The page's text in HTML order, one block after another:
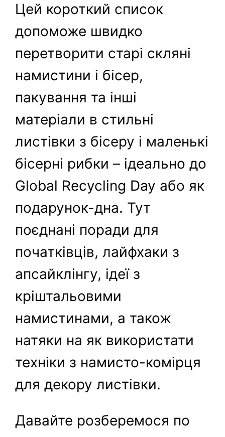
Цей короткий список
допоможе швидко
перетворити старі скляні
намистини і бісер,
пакування та інші
матеріали в стильні
листівки з бісеру і маленькі
бісерні рибки – ідеально до
Global Recycling Day або як
подарунок-дна. Тут
поєднані поради для
початківців, лайфхаки з
апсайклінгу, ідеї з
кріштальовими
намистинами, а також
натяки на як використати
техніки з намисто-комірця
для декору листівки.
Давайте розберемося по